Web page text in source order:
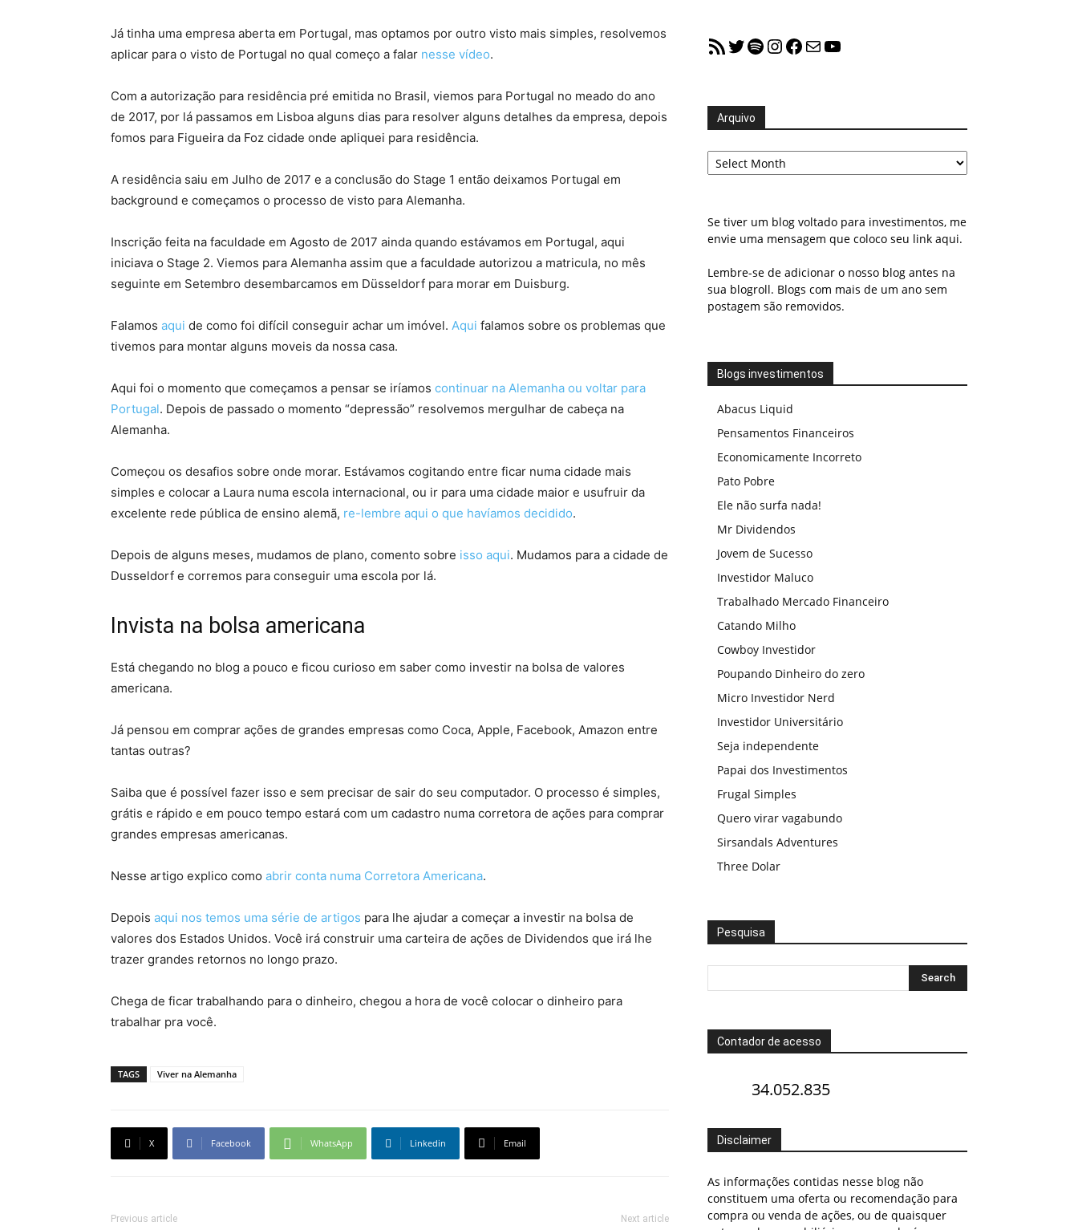
Já tinha uma empresa aberta em Portugal, mas optamos por outro visto mais simples, resolvemos
aplicar para o visto de Portugal no qual começo a falar nesse vídeo.
Com a autorização para residência pré emitida no Brasil, viemos para Portugal no meado do ano
de 2017, por lá passamos em Lisboa alguns dias para resolver alguns detalhes da empresa, depois
fomos para Figueira da Foz cidade onde apliquei para residência.
A residência saiu em Julho de 2017 e a conclusão do Stage 1 então deixamos Portugal em
background e começamos o processo de visto para Alemanha.
Inscrição feita na faculdade em Agosto de 2017 ainda quando estávamos em Portugal, aqui
iniciava o Stage 2. Viemos para Alemanha assim que a faculdade autorizou a matricula, no mês
seguinte em Setembro desembarcamos em Düsseldorf para morar em Duisburg.
Falamos aqui de como foi difícil conseguir achar um imóvel. Aqui falamos sobre os problemas que
tivemos para montar alguns moveis da nossa casa.
Aqui foi o momento que começamos a pensar se iríamos continuar na Alemanha ou voltar para
Portugal. Depois de passado o momento “depressão” resolvemos mergulhar de cabeça na
Alemanha.
Começou os desafios sobre onde morar. Estávamos cogitando entre ficar numa cidade mais
simples e colocar a Laura numa escola internacional, ou ir para uma cidade maior e usufruir da
excelente rede pública de ensino alemã, re-lembre aqui o que havíamos decidido.
Depois de alguns meses, mudamos de plano, comento sobre isso aqui. Mudamos para a cidade de
Dusseldorf e corremos para conseguir uma escola por lá.
Invista na bolsa americana
Está chegando no blog a pouco e ficou curioso em saber como investir na bolsa de valores
americana.
Já pensou em comprar ações de grandes empresas como Coca, Apple, Facebook, Amazon entre
tantas outras?
Saiba que é possível fazer isso e sem precisar de sair do seu computador. O processo é simples,
grátis e rápido e em pouco tempo estará com um cadastro numa corretora de ações para comprar
grandes empresas americanas.
Nesse artigo explico como abrir conta numa Corretora Americana.
Depois aqui nos temos uma série de artigos para lhe ajudar a começar a investir na bolsa de
valores dos Estados Unidos. Você irá construir uma carteira de ações de Dividendos que irá lhe
trazer grandes retornos no longo prazo.
Chega de ficar trabalhando para o dinheiro, chegou a hora de você colocar o dinheiro para
trabalhar pra você.
TAGS Viver na Alemanha
X Facebook WhatsApp Linkedin Email
Previous article Next article
RSS FeedTwitter
Spotify
Instagram
Facebook
MailYouTube
Arquivo
Arquivo
Se tiver um blog voltado para investimentos, me
envie uma mensagem que coloco seu link aqui.
Lembre-se de adicionar o nosso blog antes na
sua blogroll. Blogs com mais de um ano sem
postagem são removidos.
Blogs investimentos
Abacus Liquid
Pensamentos Financeiros
Economicamente Incorreto
Pato Pobre
Ele não surfa nada!
Mr Dividendos
Jovem de Sucesso
Investidor Maluco
Trabalhado Mercado Financeiro
Catando Milho
Cowboy Investidor
Poupando Dinheiro do zero
Micro Investidor Nerd
Investidor Universitário
Seja independente
Papai dos Investimentos
Frugal Simples
Quero virar vagabundo
Sirsandals Adventures
Three Dolar
Pesquisa
Contador de acesso
34.052.835
Disclaimer
As informações contidas nesse blog não
constituem uma oferta ou recomendação para
compra ou venda de ações, ou de quaisquer